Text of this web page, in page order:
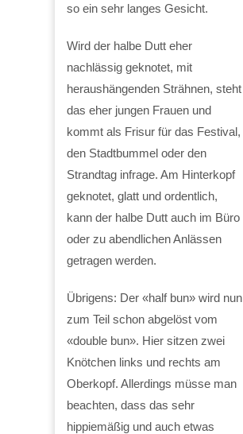
so ein sehr langes Gesicht.
Wird der halbe Dutt eher
nachlässig geknotet, mit
heraushängenden Strähnen, steht
das eher jungen Frauen und
kommt als Frisur für das Festival,
den Stadtbummel oder den
Strandtag infrage. Am Hinterkopf
geknotet, glatt und ordentlich,
kann der halbe Dutt auch im Büro
oder zu abendlichen Anlässen
getragen werden.
Übrigens: Der «half bun» wird nun
zum Teil schon abgelöst vom
«double bun». Hier sitzen zwei
Knötchen links und rechts am
Oberkopf. Allerdings müsse man
beachten, dass das sehr
hippiemäßig und auch etwas